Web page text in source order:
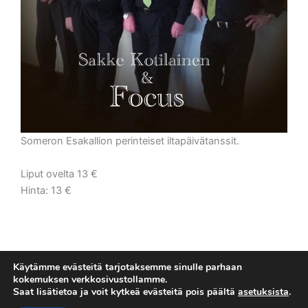
Someron Esakallion perinteiset iltapäivätanssit.
Liput ovelta 13 €
Hinta: 13 €
Tietosuojaseloste
Käytämme evästeitä tarjotaksemme sinulle parhaan
kokemuksen verkkosivustollamme.
Saat lisätietoa ja voit kytkeä evästeitä pois päältä asetuksista.